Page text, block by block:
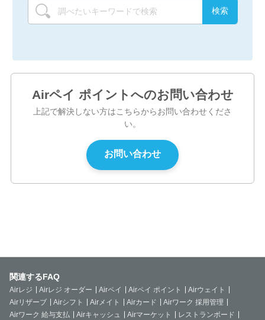
Airペイ ポイントへのお問い合わせ
上記で解決しない方はこちらからお問い合わせくださ
い。
関連するFAQ
Airレジ Airレジ オーダー Airペイ Airペイ ポイント
Airウェイト
Airリザーブ
Airシフト Airメイト Airカード
Airワーク 採用管理
Airワーク 給与支払
Airキャッシュ Airマーケット
レストランボード